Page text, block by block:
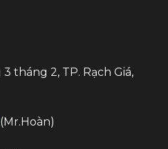
tháng 2, TP. Rạch Giá,
(Mr.Hoàn)